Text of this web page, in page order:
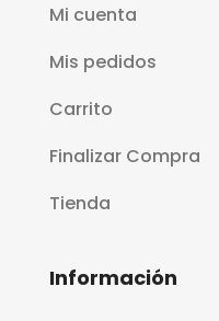
Mi cuenta
Mis pedidos
Carrito
Finalizar Compra
Tienda
Información